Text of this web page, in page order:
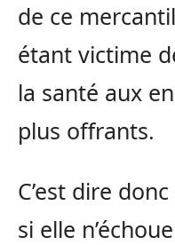
de ce
étant victime
la santé aux
plus offrants.
C’est dire
si elle